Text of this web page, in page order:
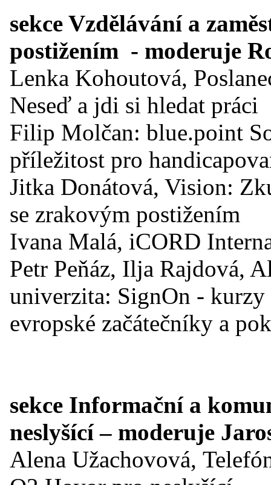
sekce Vzdělávání a
postižením - moderuje
Lenka Kohoutová,
Neseď a jdi si hledat práci
Filip Molčan: blue.point
příležitost pro
Jitka Donátová, Vision:
se zrakovým postižením
Ivana Malá, iCORD
Petr Peňáz, Ilja Rajdová,
univerzita: SignOn -
evropské začátečníky a
sekce Informační a
neslyšící – moderuje
Alena Užachovová,